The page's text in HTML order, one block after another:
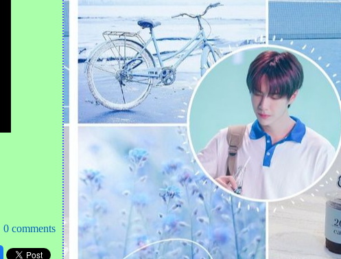
0 comments
ขวัญใจพี่หลวง
พ้ตลอด - มอส ปฏิภาณ
จประสานใจ
Ask For More
จริงไม่กลัว (เพลงประกอบ
ละคร ชายไม่จริง หญิงแท้) -
หม่ ดาวิกา โฮร์เน
รักกันไหม + ลองซิจ๊ะ - กันต์
feat.เดวิด | The Two
นักเรียนหลังห้อง - บิว พงค์
พิพัฒน์
ศิลามณี - อ๊อด โอภาส | เสียงนี้
ที่คิดถึง โดย เพลงเอก
ชว์สุดปังกับเพลงดังใน
ตำนาน ‘แฟนจ๋า’ |